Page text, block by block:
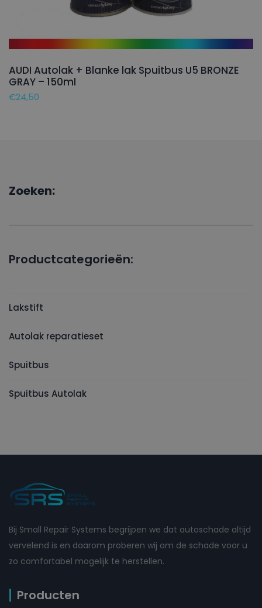
AUDI Autolak + Blanke lak Spuitbus U5 BRONZE
GRAY – 150ml
€24,50
Zoeken:
Productcategorieën:
Lakstift
Autolak reparatieset
Spuitbus
Spuitbus Autolak
Bij Small Repair Systems begrijpen we dat autoschade altijd
vervelend is en daarom proberen wij om de schade voor u
zo comfortabel mogelijk te herstellen.
Producten